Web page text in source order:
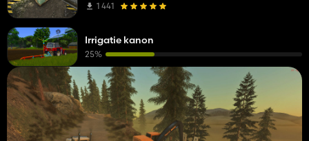
1 441
Irrigatie kanon
25%